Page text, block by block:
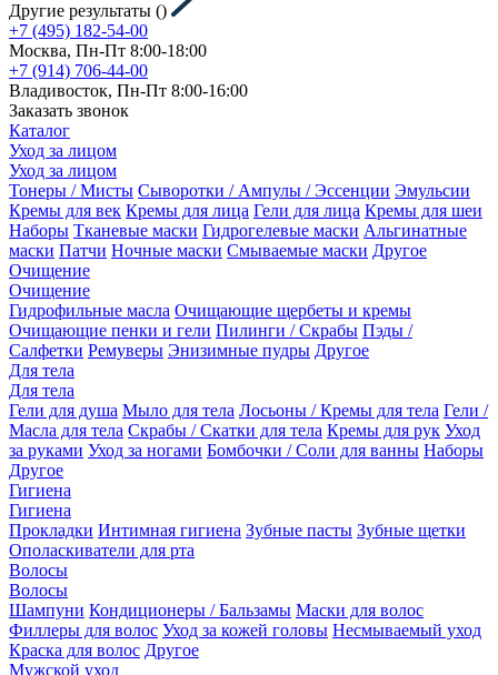
Другие результаты ()
+7 (495) 182-54-00
Москва, Пн-Пт 8:00-18:00
+7 (914) 706-44-00
Владивосток, Пн-Пт 8:00-16:00
Заказать звонок
Каталог
Уход за лицом
Уход за лицом
Тонеры / Мисты Сыворотки / Ампулы / Эссенции Эмульсии
Кремы для век Кремы для лица Гели для лица Кремы для шеи
Наборы Тканевые маски Гидрогелевые маски Альгинатные
маски Патчи Ночные маски Смываемые маски Другое
Очищение
Очищение
Гидрофильные масла Очищающие щербеты и кремы
Очищающие пенки и гели Пилинги / Скрабы Пэды /
Салфетки Ремуверы Энизимные пудры Другое
Для тела
Для тела
Гели для душа Мыло для тела Лосьоны / Кремы для тела Гели /
Масла для тела Скрабы / Скатки для тела Кремы для рук Уход
за руками Уход за ногами Бомбочки / Соли для ванны Наборы
Другое
Гигиена
Гигиена
Прокладки Интимная гигиена Зубные пасты Зубные щетки
Ополаскиватели для рта
Волосы
Волосы
Шампуни Кондиционеры / Бальзамы Маски для волос
Филлеры для волос Уход за кожей головы Несмываемый уход
Краска для волос Другое
Мужской уход